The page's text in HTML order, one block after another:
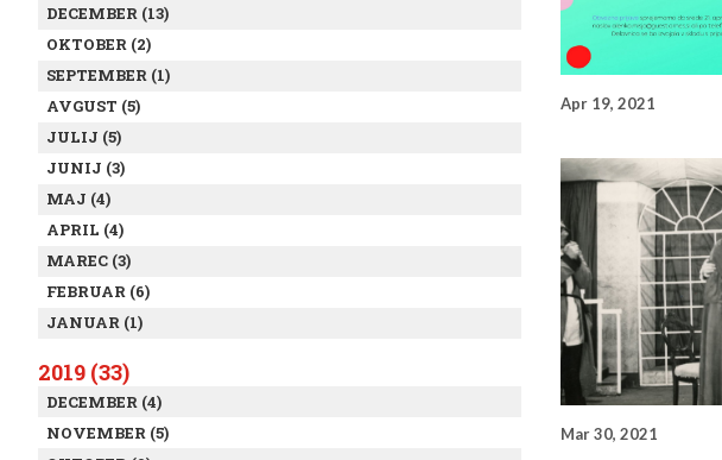
DECEMBER (13)
OKTOBER (2)
SEPTEMBER (1)
AVGUST (5)
JULIJ (5)
JUNIJ (3)
MAJ (4)
APRIL (4)
MAREC (3)
FEBRUAR (6)
JANUAR (1)
2019 (33)
DECEMBER (4)
NOVEMBER (5)
Apr 19, 2021
Mar 30, 2021